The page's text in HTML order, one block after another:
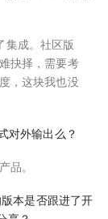
集成。社区版
抉择，需要考
，这块我也没
对外输出么？
品。
本是否跟进了开